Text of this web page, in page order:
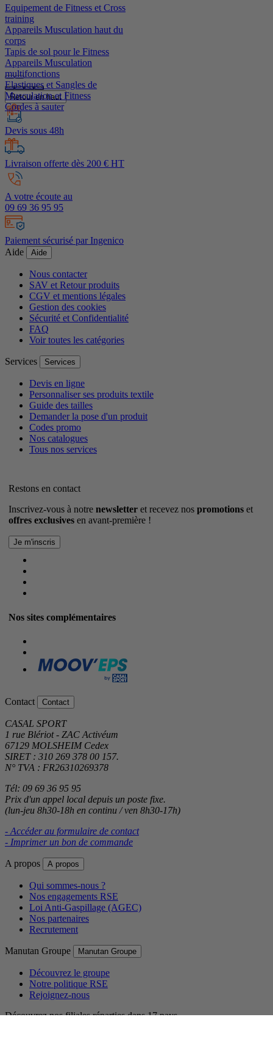
Equipement de Fitness et Cross
training
Appareils Musculation haut du
corps
Tapis de sol pour le Fitness
Appareils Musculation
multifonctions
Elastiques et Sangles de
Musculation et Fitness
Cordes à sauter
Retour en haut
Devis sous 48h
Livraison offerte dès 200 € HT
A votre écoute au
09 69 36 95 95
Paiement sécurisé par Ingenico
Aide
Aide
Nous contacter
SAV et Retour produits
CGV et mentions légales
Gestion des cookies
Sécurité et Confidentialité
FAQ
Voir toutes les catégories
Services Services
Devis en ligne
Personnaliser ses produits textile
Guide des tailles
Demander la pose d'un produit
Codes promo
Nos catalogues
Tous nos services
Restons en contact
Inscrivez-vous à notre newsletter et recevez nos promotions et
offres exclusives en avant-première !
Nos sites complémentaires
Contact Contact
CASAL SPORT
1 rue Blériot - ZAC Activéum
67129 MOLSHEIM Cedex
SIRET : 310 269 378 00 157.
N° TVA : FR26310269378
Tél: 09 69 36 95 95
Prix d'un appel local depuis un poste fixe.
(lun-jeu 8h30-18h en continu / ven 8h30-17h)
- Accéder au formulaire de contact
- Imprimer un bon de commande
A propos A propos
Qui sommes-nous ?
Nos engagements RSE
Loi Anti-Gaspillage (AGEC)
Nos partenaires
Recrutement
Manutan Groupe Manutan Groupe
Découvrez le groupe
Notre politique RSE
Rejoignez-nous
Découvrez nos filiales réparties dans 17 pays.